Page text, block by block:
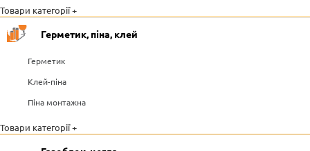
Товари категорії +
Герметик, піна, клей
Герметик
Клей-піна
Піна монтажна
Товари категорії +